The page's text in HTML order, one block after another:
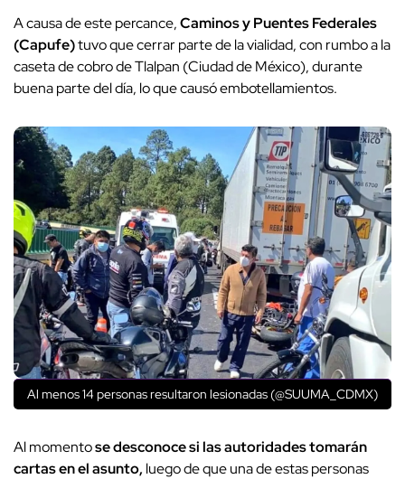
A causa de este percance,Caminos y Puentes Federales
(Capufe)tuvo que cerrar parte de la vialidad, con rumbo a la
caseta de cobro de Tlalpan (Ciudad de México), durante
buena parte del día, lo que causó embotellamientos.
Al menos 14 personas resultaron lesionadas (@SUUMA_CDMX)
Al momentose desconoce si las autoridades tomarán
cartas en el asunto, luego de que una de estas personas